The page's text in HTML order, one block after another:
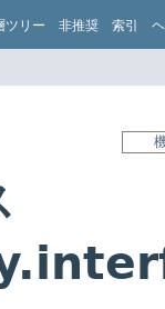
ツリー 非推奨 索引